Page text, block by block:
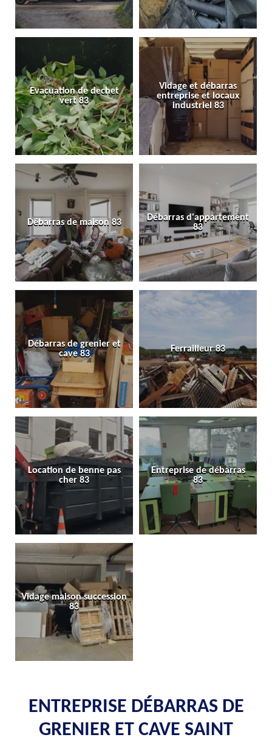
Evacuation de dechet
vert 83
Vidage et débarras
entreprise et locaux
industriel 83
Débarras de maison 83
Débarras d'appartement
83
Débarras de grenier et
cave 83
Ferrailleur 83
Location de benne pas
cher 83
Entreprise de débarras
83
Vidage maison succession
83
ENTREPRISE DÉBARRAS DE
GRENIER ET CAVE SAINT